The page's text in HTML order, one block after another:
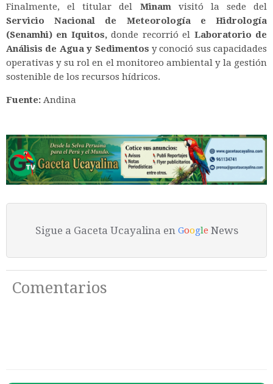
Finalmente, el titular del Minamvisitó la sede del
Servicio Nacional de Meteorología e Hidrología
(Senamhi) en Iquitos,donde recorrió el Laboratorio de
Análisis de Agua y Sedimentos y conoció sus capacidades
operativas y su rol en el monitoreo ambiental y la gestión
sostenible de los recursos hídricos.
Fuente: Andina
Sigue a Gaceta Ucayalina en Google News
Comentarios